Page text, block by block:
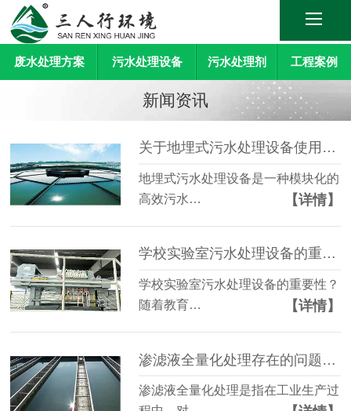
废水处理方案 污水处理设备 污水处理剂 工程案例
新闻资讯
关于地埋式污水处理设备使用维护技巧分享
地埋式污水处理设备是一种模块化的
高效污水…
【详情】
学校实验室污水处理设备的重要性
学校实验室污水处理设备的重要性？
随着教育…
【详情】
渗滤液全量化处理存在的问题有哪些？
渗滤液全量化处理是指在工业生产过